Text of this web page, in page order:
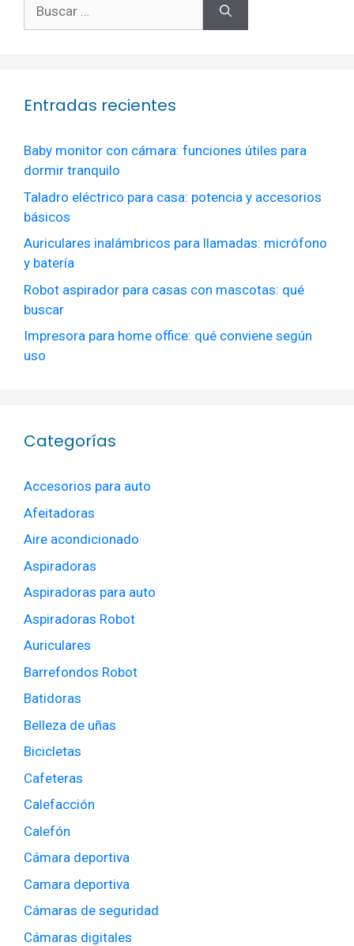
Entradas recientes
Baby monitor con cámara: funciones útiles para
dormir tranquilo
Taladro eléctrico para casa: potencia y accesorios
básicos
Auriculares inalámbricos para llamadas: micrófono
y batería
Robot aspirador para casas con mascotas: qué
buscar
Impresora para home office: qué conviene según
uso
Categorías
Accesorios para auto
Afeitadoras
Aire acondicionado
Aspiradoras
Aspiradoras para auto
Aspiradoras Robot
Auriculares
Barrefondos Robot
Batidoras
Belleza de uñas
Bicicletas
Cafeteras
Calefacción
Calefón
Cámara deportiva
Camara deportiva
Cámaras de seguridad
Cámaras digitales